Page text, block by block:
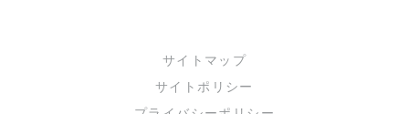
サイトマップ
サイトポリシー